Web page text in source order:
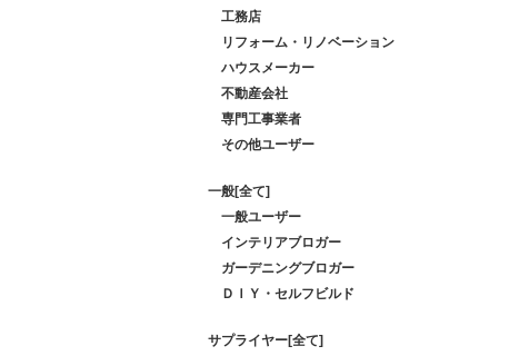
工務店
リフォーム・リノベーション
ハウスメーカー
不動産会社
専門工事業者
その他ユーザー
一般[全て]
一般ユーザー
インテリアブロガー
ガーデニングブロガー
ＤＩＹ・セルフビルド
サプライヤー[全て]